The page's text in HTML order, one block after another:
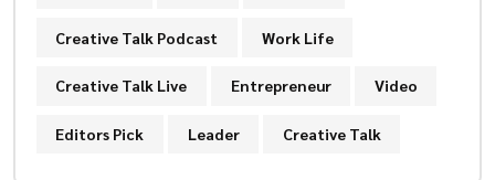
Creative Talk Podcast Work Life
Creative Talk Live Entrepreneur Video
Editors Pick Leader Creative Talk